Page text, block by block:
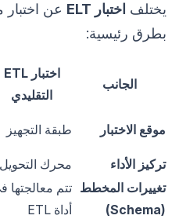
يختلف اختبار ELT
عن اختبار
بطرق رئيسية:
الجانب
اختبار ETL
التقليدي
موقع الاختبار طبقة التجهيز
تركيز الأداء
محرك التحويل
تغييرات المخطط
(Schema)
تتم معالجتها
أداة ETL